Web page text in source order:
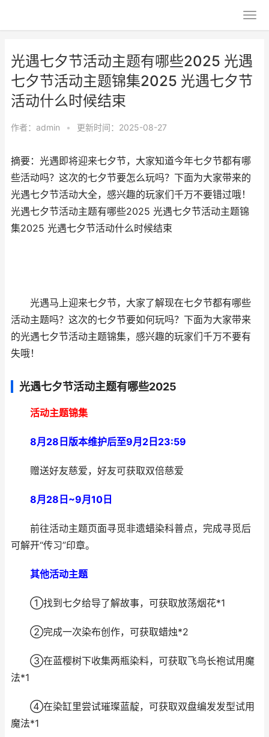
光遇七夕节活动主题有哪些2025 光遇
七夕节活动主题锦集2025 光遇七夕节
活动什么时候结束
作者： admin • 更新时间：2025-08-27
摘要：光遇即将迎来七夕节，大家知道今年七夕节都有哪
些活动吗？这次的七夕节要怎么玩吗？下面为大家带来的
光遇七夕节活动大全，感兴趣的玩家们千万不要错过哦！
光遇七夕节活动主题有哪些2025 光遇七夕节活动主题锦
集2025 光遇七夕节活动什么时候结束
光遇马上迎来七夕节，大家了解现在七夕节都有哪些
活动主题吗？这次的七夕节要如何玩吗？下面为大家带来
的光遇七夕节活动主题锦集，感兴趣的玩家们千万不要有
失哦！
光遇七夕节活动主题有哪些2025
活动主题锦集
8月28日版本维护后至9月2日23:59
赠送好友慈爱，好友可获取双倍慈爱
8月28日~9月10日
前往活动主题页面寻觅非遗蜡染科普点，完成寻觅后
可解开“传习”印章。
其他活动主题
①找到七夕给导了解故事，可获取放荡烟花*1
②完成一次染布创作，可获取蜡烛*2
③在蓝樱树下收集两瓶染料，可获取飞鸟长袍试用魔
法*1
④在染缸里尝试璀璨蓝靛，可获取双盘编发发型试用
魔法*1